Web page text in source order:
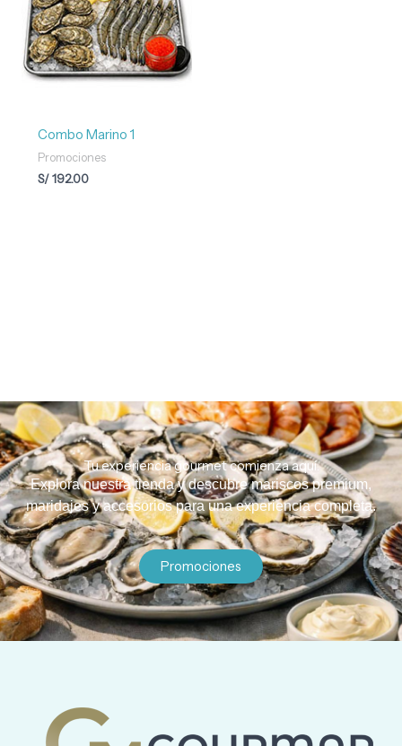
Combo Marino 1
Promociones
S/192.00
Tu experiencia gourmet comienza aquí.
Explora nuestra tienda y descubre mariscos premium,
maridajes y accesorios para una experiencia completa.
Promociones